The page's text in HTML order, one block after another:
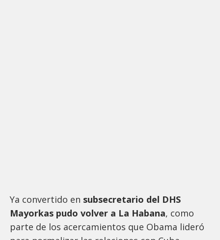
Ya convertido en subsecretario del DHS
Mayorkas pudo volver a La Habana, como
parte de los acercamientos que Obama lideró